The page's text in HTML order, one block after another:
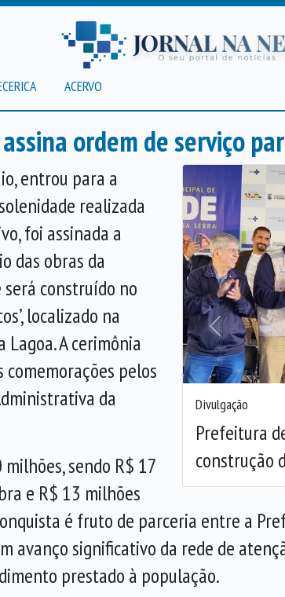
ACERVO
ordem de serviço
Divulgação
Prefeitura
construção
Anterior
entrou para a
realizada
foi assinada a
das obras da
construído no
localizado na
Lagoa. A cerimônia
pelos
da
sendo R$ 17
e R$ 13 milhões
é fruto de parceria entre a
avanço significativo da rede de
prestado à população.